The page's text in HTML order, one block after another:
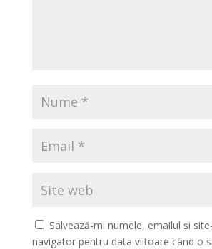
Salvează-mi numele, emailul și
navigator pentru data viitoare când o